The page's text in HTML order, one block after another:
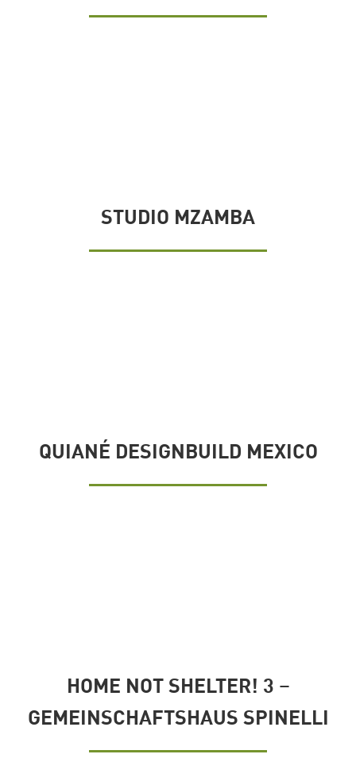
STUDIO MZAMBA
QUIANÉ DESIGNBUILD MEXICO
HOME NOT SHELTER! 3 –
GEMEINSCHAFTSHAUS SPINELLI